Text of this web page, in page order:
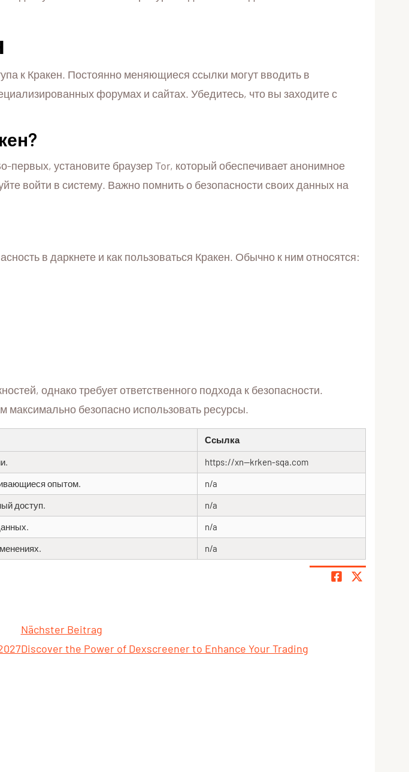
к Кракен. Постоянно меняющиеся ссылки могут вводить в
форумах и сайтах. Убедитесь, что вы заходите с
установите браузер Tor, который обеспечивает анонимное
войти в систему. Важно помнить о безопасности своих данных на
в даркнете и как пользоваться Кракен. Обычно к ним относятся:
однако требует ответственного подхода к безопасности.
безопасно использовать ресурсы.
Ссылка
https://xn--krken-sqa.com
опытом.
n/a
доступ.
n/a
n/a
n/a
Nächster Beitrag
Discover the Power of Dexscreener to Enhance Your Trading